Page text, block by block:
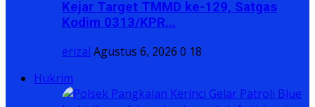
Kejar Target TMMD ke-129, Satgas
Kodim 0313/KPR...
erizal Agustus 6, 2026 0 18
Hukrim